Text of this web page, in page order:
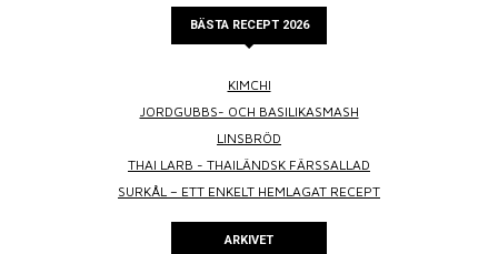
BÄSTA RECEPT 2026
KIMCHI
JORDGUBBS- OCH BASILIKASMASH
LINSBRÖD
THAI LARB - THAILÄNDSK FÄRSSALLAD
SURKÅL – ETT ENKELT HEMLAGAT RECEPT
ARKIVET